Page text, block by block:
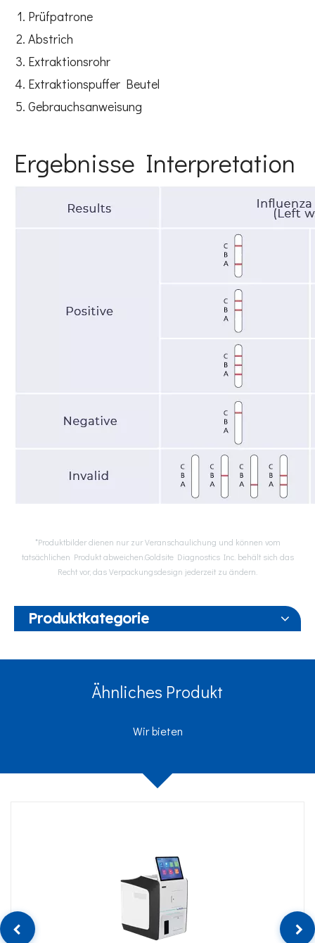
Prüfpatrone
Abstrich
Extraktionsrohr
Extraktionspuffer Beutel
Gebrauchsanweisung
Ergebnisse Interpretation
*Produktbilder dienen nur zur Veranschaulichung und können vom
tatsächlichen Produkt abweichen.Goldsite Diagnostics Inc. behält sich das
Recht vor, das Verpackungsdesign jederzeit zu ändern.
Produktkategorie
Ähnliches Produkt
Wir bieten